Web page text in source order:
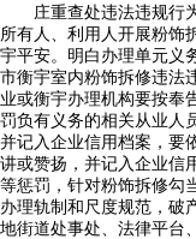
庄重查处违法违规行为
所有人、利用人开展粉饰
宇平安。明白办理单元义
市衡宇室内粉饰拆修违法
业或衡宇办理机构要按奉
罚负有义务的相关从业人
并记入企业信用档案，要
讲或赞扬，并记入企业信
等惩罚，针对粉饰拆修勾
办理轨制和尺度规范，破
地街道处事处、法律平台